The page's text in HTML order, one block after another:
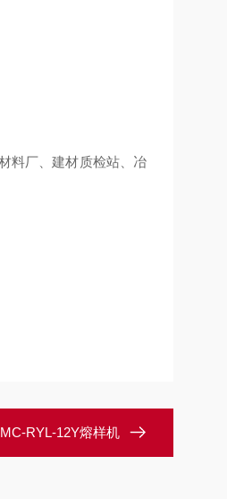
料厂、建材质检站、冶
MC-RYL-12Y熔样机